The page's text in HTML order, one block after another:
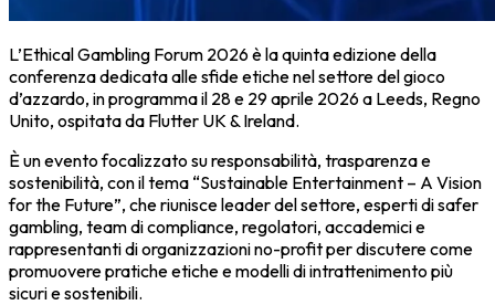
L’Ethical Gambling Forum 2026è la quinta edizione della
conferenza dedicata allesfide etiche nel settore del gioco
d’azzardo, in programma il 28 e 29 aprile 2026a Leeds, Regno
Unito, ospitata da Flutter UK & Ireland.
È un evento focalizzato suresponsabilità, trasparenza e
sostenibilità, con il tema “Sustainable Entertainment – A Vision
for the Future”, che riunisce leader del settore, esperti di safer
gambling, team di compliance, regolatori, accademici e
rappresentanti di organizzazioni no-profit per discutere come
promuovere pratiche etiche e modelli di intrattenimento più
sicuri e sostenibili.